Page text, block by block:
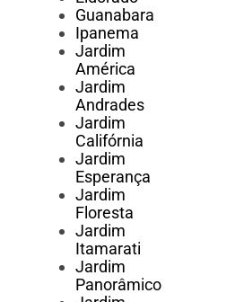
Guanabara
Ipanema
Jardim
América
Jardim
Andrades
Jardim
Califórnia
Jardim
Esperança
Jardim
Floresta
Jardim
Itamarati
Jardim
Panorâmico